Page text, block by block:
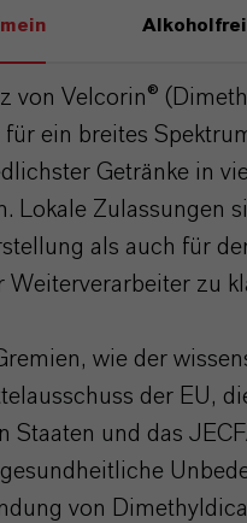
von Velcorin®
für ein breites
Getränke in
Lokale Zulassungen
als auch für
Weiterverarbeiter zu
wie der
der EU,
Staaten und das
von